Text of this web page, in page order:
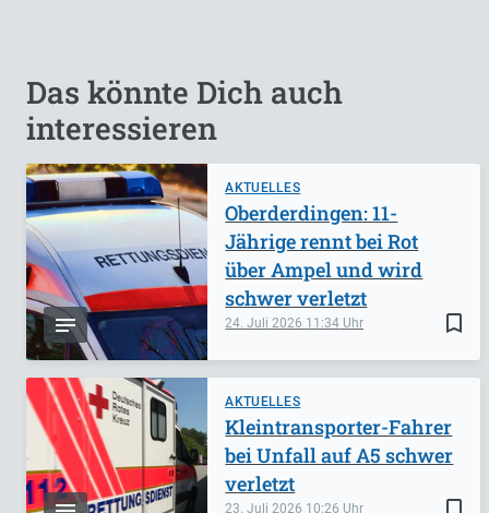
Das könnte Dich auch
interessieren
AKTUELLES
bookmark_border
24. Juli 2026 11:34
Oberderdingen: 11-
Jährige rennt bei Rot
über Ampel und wird
schwer verletzt
AKTUELLES
23. Juli 2026 10:26
Kleintransporter-Fahrer
bei Unfall auf A5 schwer
verletzt